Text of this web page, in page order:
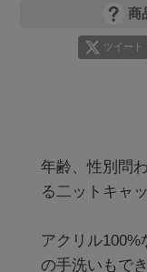
商
ツイート
年齢、性別問
る二ットキャッ
アクリル
の手洗いもでき